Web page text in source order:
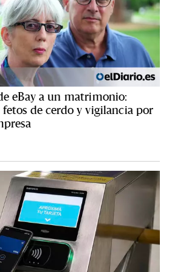
eBay a un matrimonio:
de cerdo y vigilancia por